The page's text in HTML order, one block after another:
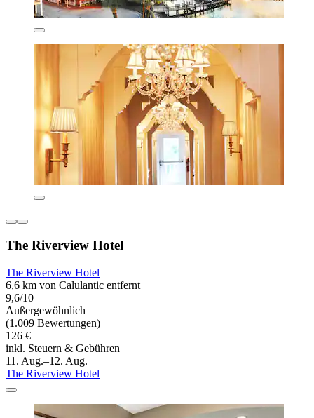
The Riverview Hotel
The Riverview Hotel
6,6 km von Calulantic entfernt
9,6/10
Außergewöhnlich
(1.009 Bewertungen)
126 €
inkl. Steuern & Gebühren
11. Aug.–12. Aug.
The Riverview Hotel